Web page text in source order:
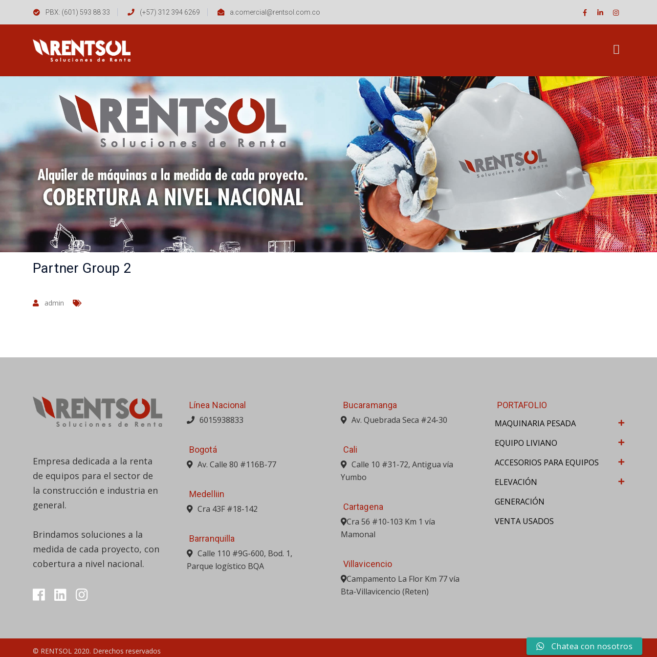
PBX: (601) 593 88 33 (+57) 312 394 6269 a.comercial@rentsol.com.co
Facebook
Profile
LinkedIn
Profile
Instagram
Profile
Partner Group 2
admin
Empresa dedicada a la renta
de equipos para el sector de
la construcción e industria en
general.
Brindamos soluciones a la
medida de cada proyecto, con
cobertura a nivel nacional.
Línea Nacional
6015938833
Bogotá
Av. Calle 80 #116B-77
Medelliin
Cra 43F #18-142
Barranquilla
Calle 110 #9G-600, Bod. 1,
Parque logístico BQA
Bucaramanga
Av. Quebrada Seca #24-30
Cali
Calle 10 #31-72, Antigua vía
Yumbo
Cartagena
Cra 56 #10-103 Km 1 vía
Mamonal
Villavicencio
Campamento La Flor Km 77 vía
Bta-Villavicencio (Reten)
PORTAFOLIO
MAQUINARIA PESADA
EQUIPO LIVIANO
ACCESORIOS PARA EQUIPOS
ELEVACIÓN
GENERACIÓN
VENTA USADOS
© RENTSOL 2020. Derechos reservados Chatea con nosotros